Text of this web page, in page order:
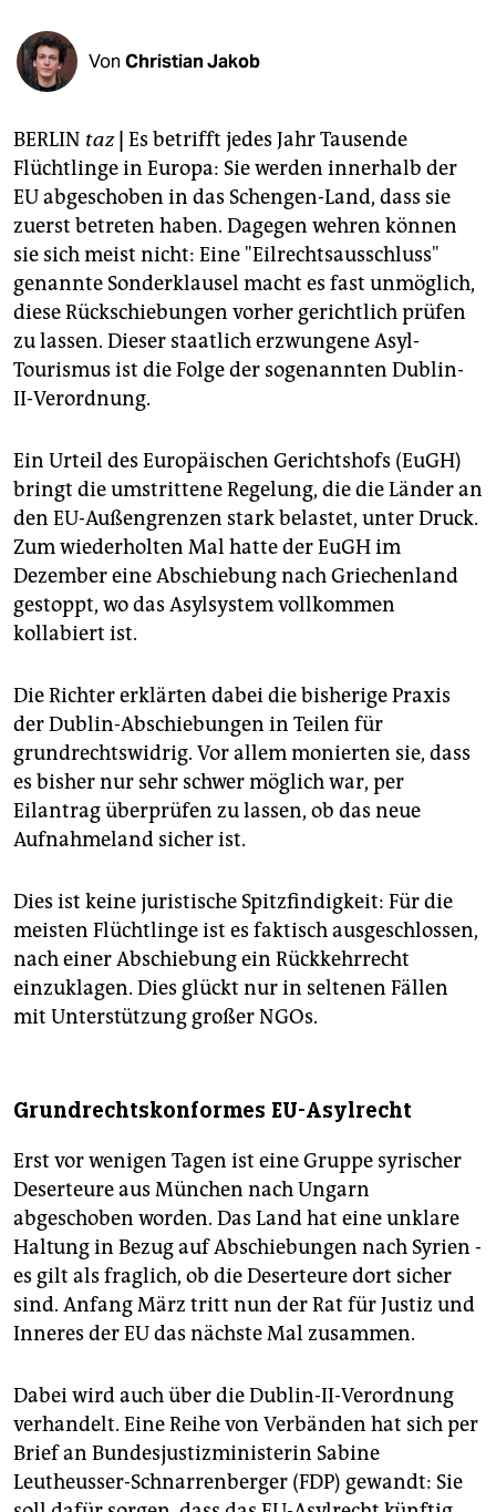
shop
fragen & hilfe
unterstützen
abo
genossenschaft
epaper login
Von Christian Jakob
BERLIN taz Es betrifft jedes Jahr Tausende
Flüchtlinge in Europa: Sie werden innerhalb der
EU abgeschoben in das Schengen-Land, dass sie
zuerst betreten haben. Dagegen wehren können
sie sich meist nicht: Eine "Eilrechtsausschluss"
genannte Sonderklausel macht es fast unmöglich,
diese Rückschiebungen vorher gerichtlich prüfen
zu lassen. Dieser staatlich erzwungene Asyl-
Tourismus ist die Folge der sogenannten Dublin-
II-Verordnung.
Ein Urteil des Europäischen Gerichtshofs (EuGH)
bringt die umstrittene Regelung, die die Länder an
den EU-Außengrenzen stark belastet, unter Druck.
Zum wiederholten Mal hatte der EuGH im
Dezember eine Abschiebung nach Griechenland
gestoppt, wo das Asylsystem vollkommen
kollabiert ist.
Die Richter erklärten dabei die bisherige Praxis
der Dublin-Abschiebungen in Teilen für
grundrechtswidrig. Vor allem monierten sie, dass
es bisher nur sehr schwer möglich war, per
Eilantrag überprüfen zu lassen, ob das neue
Aufnahmeland sicher ist.
Dies ist keine juristische Spitzfindigkeit: Für die
meisten Flüchtlinge ist es faktisch ausgeschlossen,
nach einer Abschiebung ein Rückkehrrecht
einzuklagen. Dies glückt nur in seltenen Fällen
mit Unterstützung großer NGOs.
Grundrechtskonformes EU-Asylrecht
Erst vor wenigen Tagen ist eine Gruppe syrischer
Deserteure aus München nach Ungarn
abgeschoben worden. Das Land hat eine unklare
Haltung in Bezug auf Abschiebungen nach Syrien -
es gilt als fraglich, ob die Deserteure dort sicher
sind. Anfang März tritt nun der Rat für Justiz und
Inneres der EU das nächste Mal zusammen.
Dabei wird auch über die Dublin-II-Verordnung
verhandelt. Eine Reihe von Verbänden hat sich per
Brief an Bundesjustizministerin Sabine
Leutheusser-Schnarrenberger (FDP) gewandt: Sie